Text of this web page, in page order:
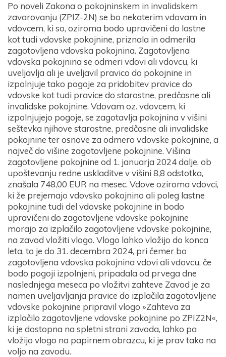
Po noveli Zakona o pokojninskem in invalidskem
zavarovanju (ZPIZ-2N) se bo nekaterim vdovam in
vdovcem, ki so, oziroma bodo upravičeni do lastne
kot tudi vdovske pokojnine, priznala in odmerila
zagotovljena vdovska pokojnina. Zagotovljena
vdovska pokojnina se odmeri vdovi ali vdovcu, ki
uveljavlja ali je uveljavil pravico do pokojnine in
izpolnjuje tako pogoje za pridobitev pravice do
vdovske kot tudi pravice do starostne, predčasne ali
invalidske pokojnine. Vdovam oz. vdovcem, ki
izpolnjujejo pogoje, se zagotavlja pokojnina v višini
seštevka njihove starostne, predčasne ali invalidske
pokojnine ter osnove za odmero vdovske pokojnine, a
največ do višine zagotovljene pokojnine. Višina
zagotovljene pokojnine od 1. januarja 2024 dalje, ob
upoštevanju redne uskladitve v višini 8,8 odstotka,
znašala 748,00 EUR na mesec. Vdove oziroma vdovci,
ki že prejemajo vdovsko pokojnino ali poleg lastne
pokojnine tudi del vdovske pokojnine in bodo
upravičeni do zagotovljene vdovske pokojnine
morajo za izplačilo zagotovljene vdovske pokojnine,
na zavod vložiti vlogo. Vlogo lahko vložijo do konca
leta, to je do 31. decembra 2024, pri čemer bo
zagotovljena vdovska pokojnina vdovi ali vdovcu, če
bodo pogoji izpolnjeni, pripadala od prvega dne
naslednjega meseca po vložitvi zahteve Zavod je za
namen uveljavljanja pravice do izplačila zagotovljene
vdovske pokojnine pripravil vlogo »Zahteva za
izplačilo zagotovljene vdovske pokojnine po ZPIZ2N«,
ki je dostopna na spletni strani zavoda, lahko pa
vložijo vlogo na papirnem obrazcu, ki je prav tako na
voljo na zavodu.